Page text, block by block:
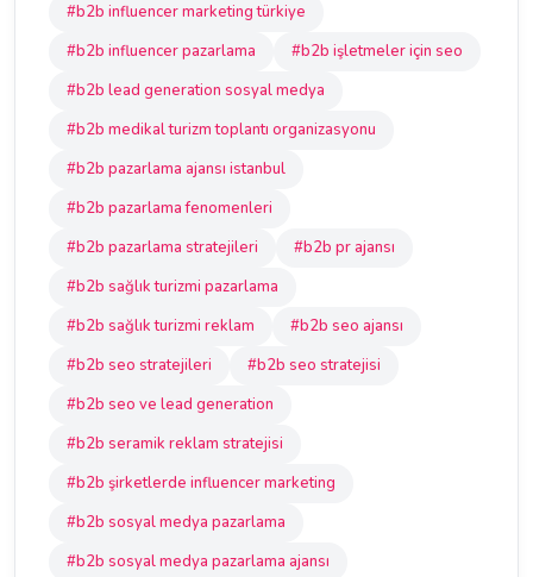
#b2b influencer marketing türkiye
#b2b influencer pazarlama
#b2b işletmeler için seo
#b2b lead generation sosyal medya
#b2b medikal turizm toplantı organizasyonu
#b2b pazarlama ajansı istanbul
#b2b pazarlama fenomenleri
#b2b pazarlama stratejileri
#b2b pr ajansı
#b2b sağlık turizmi pazarlama
#b2b sağlık turizmi reklam
#b2b seo ajansı
#b2b seo stratejileri
#b2b seo stratejisi
#b2b seo ve lead generation
#b2b seramik reklam stratejisi
#b2b şirketlerde influencer marketing
#b2b sosyal medya pazarlama
#b2b sosyal medya pazarlama ajansı